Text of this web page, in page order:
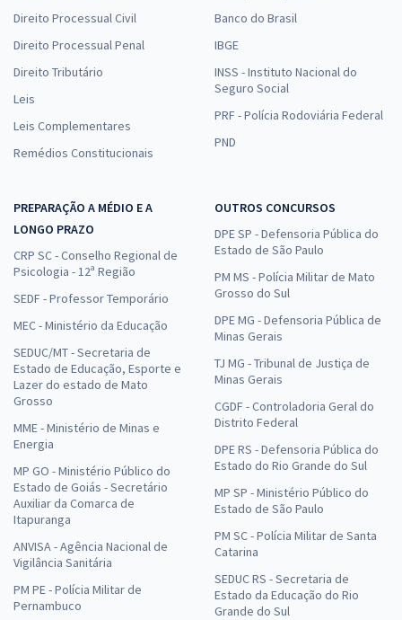
Direito Processual Civil
Direito Processual Penal
Direito Tributário
Leis
Leis Complementares
Remédios Constitucionais
Banco do Brasil
IBGE
INSS - Instituto Nacional do
Seguro Social
PRF - Polícia Rodoviária Federal
PND
PREPARAÇÃO A MÉDIO E A
LONGO PRAZO
CRP SC - Conselho Regional de
Psicologia - 12ª Região
SEDF - Professor Temporário
MEC - Ministério da Educação
SEDUC/MT - Secretaria de
Estado de Educação, Esporte e
Lazer do estado de Mato
Grosso
MME - Ministério de Minas e
Energia
MP GO - Ministério Público do
Estado de Goiás - Secretário
Auxiliar da Comarca de
Itapuranga
ANVISA - Agência Nacional de
Vigilância Sanitária
PM PE - Polícia Militar de
Pernambuco
OUTROS CONCURSOS
DPE SP - Defensoria Pública do
Estado de São Paulo
PM MS - Polícia Militar de Mato
Grosso do Sul
DPE MG - Defensoria Pública de
Minas Gerais
TJ MG - Tribunal de Justiça de
Minas Gerais
CGDF - Controladoria Geral do
Distrito Federal
DPE RS - Defensoria Pública do
Estado do Rio Grande do Sul
MP SP - Ministério Público do
Estado de São Paulo
PM SC - Polícia Militar de Santa
Catarina
SEDUC RS - Secretaria de
Estado da Educação do Rio
Grande do Sul